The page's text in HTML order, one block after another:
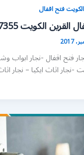
فتح اقفال
الكويت 52227355
فتح اقفال -نجار ابواب
-نجار اثاث ايكيا – نجار